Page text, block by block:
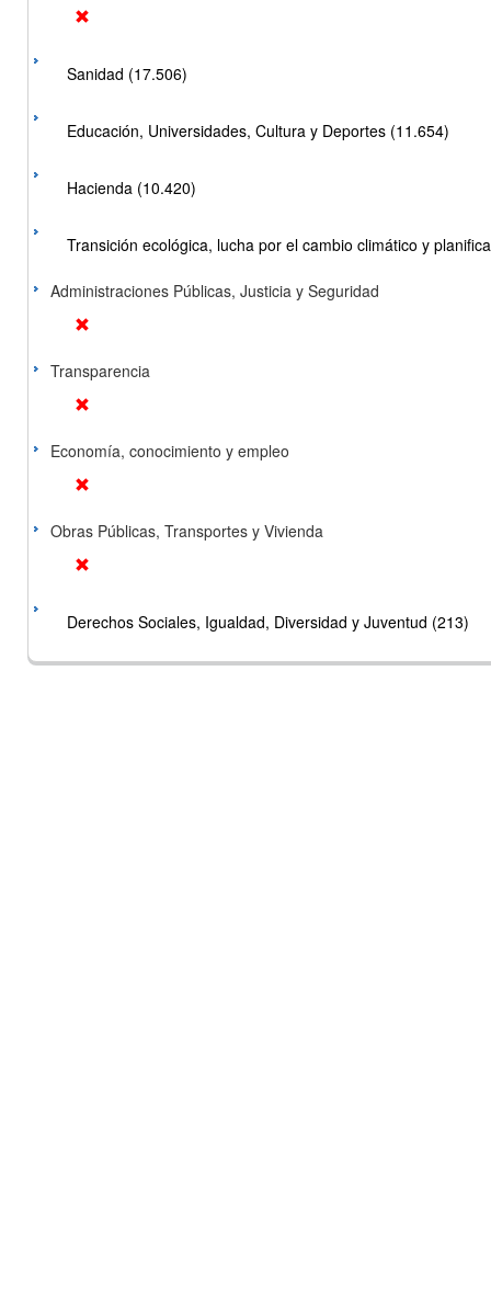
Sanidad (17.506)
Educación, Universidades, Cultura y Deportes (11.654)
Hacienda (10.420)
Transición ecológica, lucha por el cambio climático y
Administraciones Públicas, Justicia y Seguridad
Transparencia
Economía, conocimiento y empleo
Obras Públicas, Transportes y Vivienda
Derechos Sociales, Igualdad, Diversidad y Juventud (213)